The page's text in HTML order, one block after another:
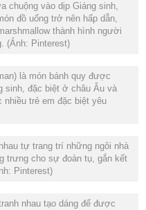
chuộng vào dịp Giáng sinh,
đồ uống trở nên hấp dẫn,
thành hình người
(Ảnh: Pinterest)
là món bánh quy được
sinh, đặc biệt ở châu Âu và
trẻ em đặc biệt yêu
tự trang trí những ngôi nhà
trưng cho sự đoàn tụ, gắn kết
Pinterest)
nhau tạo dáng để được